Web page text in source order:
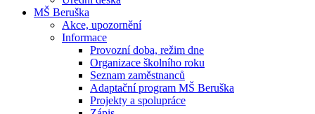
MŠ Beruška
Akce, upozornění
Informace
Provozní doba, režim dne
Organizace školního roku
Seznam zaměstnanců
Adaptační program MŠ Beruška
Projekty a spolupráce